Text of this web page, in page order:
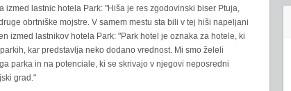
izmed lastnic hotela Park: "Hiša je res zgodovinski biser Ptuja,
obrtniške mojstre. V samem mestu sta bili v tej hiši napeljani
izmed lastnikov hotela Park: "Park hotel je oznaka za hotele, ki
kar predstavlja neko dodano vrednost. Mi smo želeli
parka in na potenciale, ki se skrivajo v njegovi neposredni
grad."